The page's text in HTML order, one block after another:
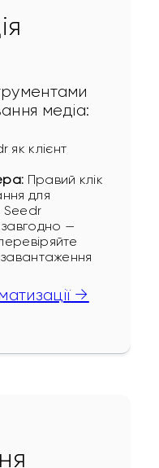
медіа:
як клієнт
Правий клік
для
Seedr
—
→